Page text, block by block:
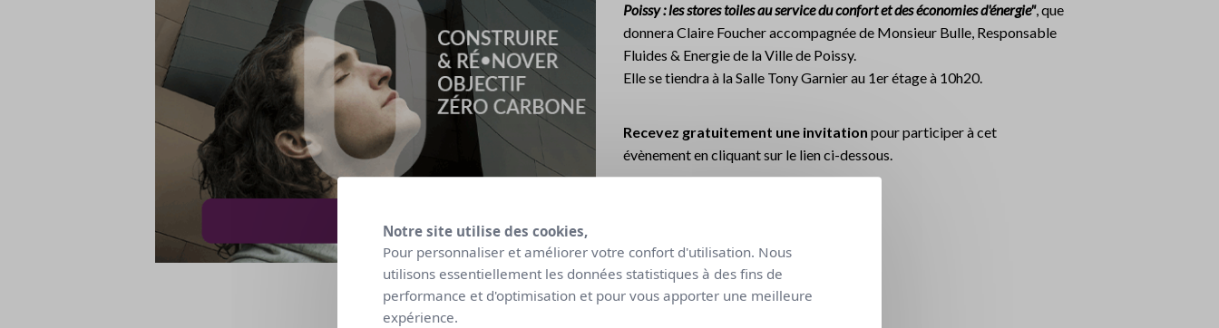
Poissy : les stores toiles au service du confort et des économies d'énergie", que
donnera Claire Foucher accompagnée de Monsieur Bulle, Responsable
Fluides & Energie de la Ville de Poissy.
Elle se tiendra à la Salle Tony Garnier au 1er étage à 10h20.
Recevez gratuitement une invitation pour participer à cet
évènement en cliquant sur le lien ci-dessous.
Notre site utilise des cookies,
Pour personnaliser et améliorer votre confort d'utilisation. Nous
utilisons essentiellement les données statistiques à des fins de
performance et d'optimisation et pour vous apporter une meilleure
expérience.